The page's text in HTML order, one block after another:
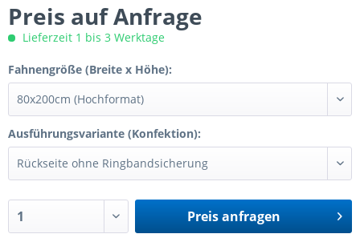
Preis auf Anfrage
Lieferzeit 1 bis 3 Werktage
Fahnengröße (Breite x Höhe):
Ausführungsvariante (Konfektion):
Preis anfragen